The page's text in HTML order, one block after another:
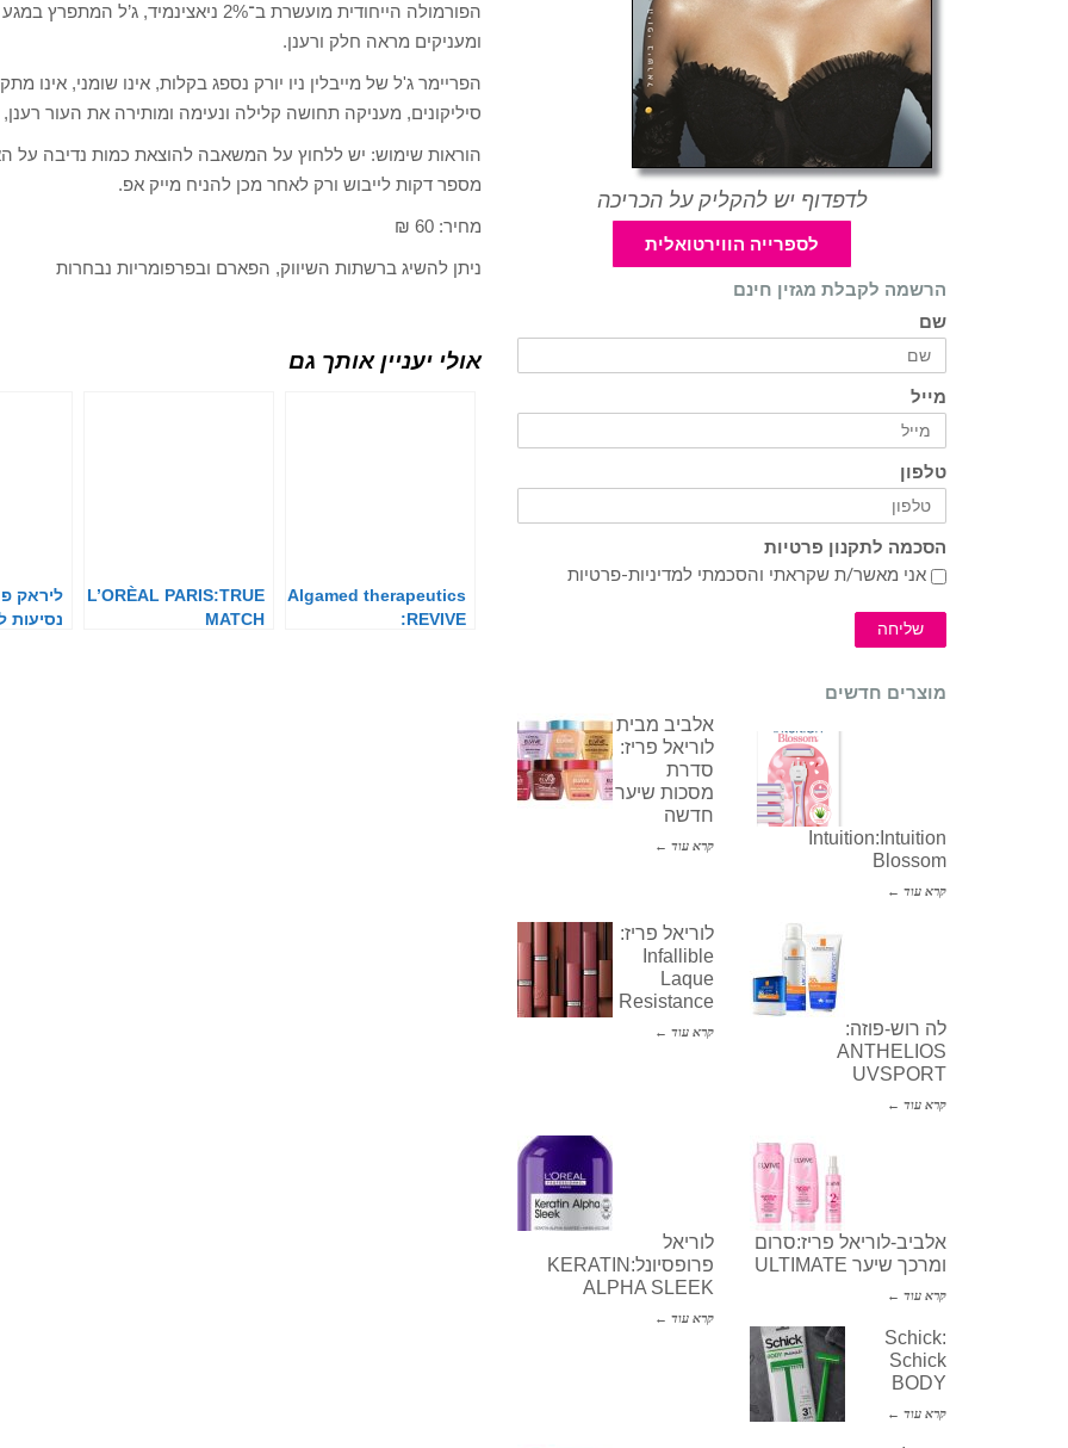
הפורמולה הייחודית מועשרת ב־2%
ומעניקים מראה חלק ורענן.
הפריימר ג'ל של מייבלין ניו יורק נספג בקלות, אינו שומני, אינו
סיליקונים, מעניקה תחושה קלילה ונעימה ומותירה את העור
הוראות שימוש: יש ללחוץ על המשאבה להוצאת כמות נדיבה על
מספר דקות לייבוש ורק לאחר מכן להניח מייק אפ.
מחיר: 60 ₪
ניתן להשיג ברשתות השיווק, הפארם ובפרפומריות נבחרות
אולי יעניין אותך גם
Algamed therapeutics
:REVIVE
L’ORÈAL PARIS:TRUE
MATCH
ליראק
נסיעות
לדפדוף יש להקליק על הכריכה
לספרייה הווירטואלית
הרשמה לקבלת מגזין חינם
שם
מייל
טלפון
הסכמה לתקנון פרטיות
אני מאשר/ת שקראתי והסכמתי למדיניות-פרטיות
שליחה
מוצרים חדשים
אלביב מבית
לוריאל פריז:
סדרת
מסכות שיער
חדשה
קרא עוד ←
Intuition:Intuition
Blossom
קרא עוד ←
לוריאל פריז:
Infallible
Laque
Resistance
קרא עוד ←
לה רוש-פוזה:
ANTHELIOS
UVSPORT
קרא עוד ←
לוריאל
פרופסיונל:KERATIN
ALPHA SLEEK
קרא עוד ←
אלביב-לוריאל פריז:סרום
ומרכך שיער ULTIMATE
קרא עוד ←
Schick:
Schick
BODY
קרא עוד ←